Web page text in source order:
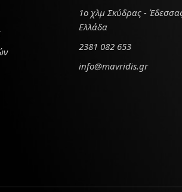
1ο χλμ Σκύδρας -
Ελλάδα
2381 082 653
info@mavridis.gr